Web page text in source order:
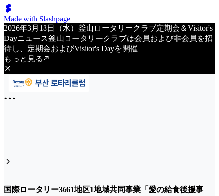
Made with Slashpage
2026年3月18日（水）釜山ロータリークラブ定期会＆Visitor's
Dayニュース釜山ロータリークラブは会員および非会員を招
待し、定期会およびVisitor's Dayを開催
もっと見る
国際ロータリー3661地区1地域共同事業「愛の給食後援事